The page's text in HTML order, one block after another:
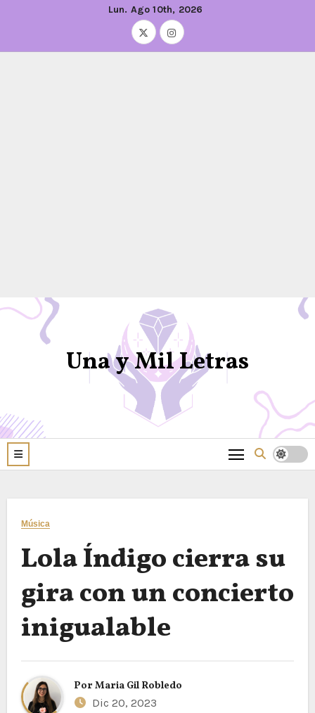
Lun. Ago 10th, 2026
Una y Mil Letras
Música
Lola Índigo cierra su
gira con un concierto
inigualable
Por Maria Gil Robledo
Dic 20, 2023